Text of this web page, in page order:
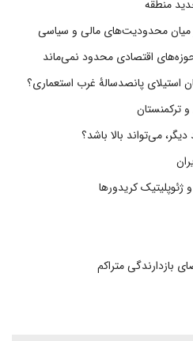
منطقه
میان محدودیت‌های مالی و سیاسی
اقتصادی محدود نمی‌ماند
استیلای پانصدسالۀ غرب استعماری؟
ترکمنستان
می‌تواند بالا باشد؟
کریدورها
بازدارندگی متراکم